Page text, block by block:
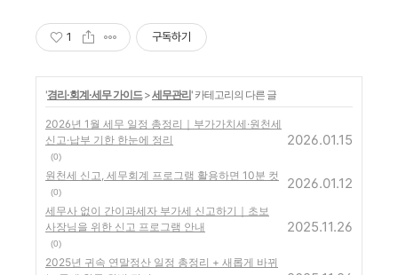
1 구독하기
'경리·회계·세무 가이드 >세무관리' 카테고리의 다른 글
2026년 1월 세무 일정 총정리｜부가가치세·원천세
신고·납부 기한 한눈에 정리
(0)
2026.01.15
원천세 신고, 세무회계 프로그램 활용하면 10분 컷
(0)
2026.01.12
세무사 없이 간이과세자 부가세 신고하기｜초보
사장님을 위한 신고 프로그램 안내
(0)
2025.11.26
2025년 귀속 연말정산 일정 총정리 + 새롭게 바뀌